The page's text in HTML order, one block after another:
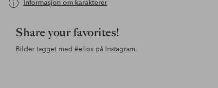
Informasjon om karakterer
Share your favorites!
Bilder tagget med #ellos på Instagram.